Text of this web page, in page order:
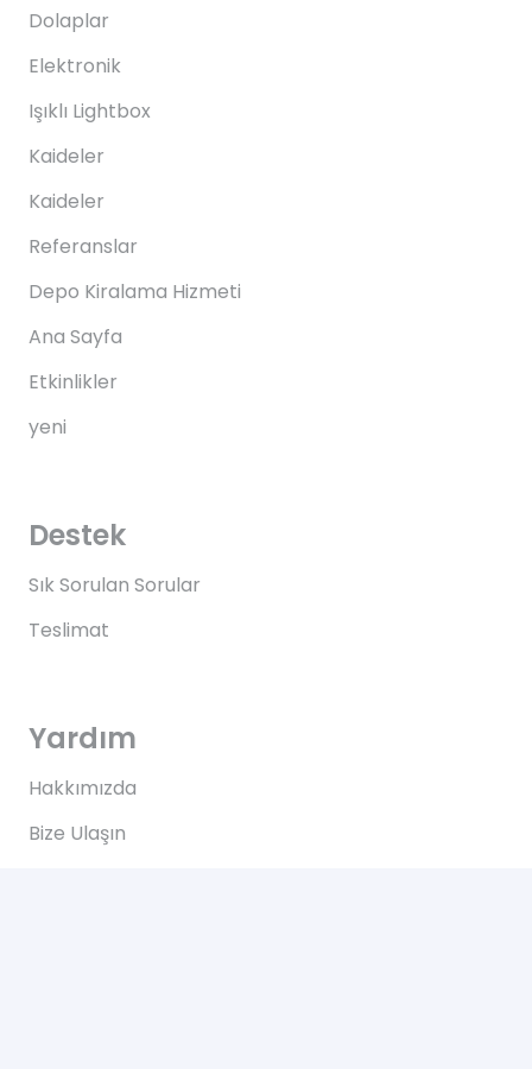
Dolaplar
Elektronik
Işıklı Lightbox
Kaideler
Kaideler
Referanslar
Depo Kiralama Hizmeti
Ana Sayfa
Etkinlikler
yeni
Destek
Sık Sorulan Sorular
Teslimat
Yardım
Hakkımızda
Bize Ulaşın